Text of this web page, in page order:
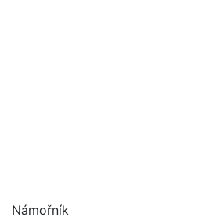
Námořník